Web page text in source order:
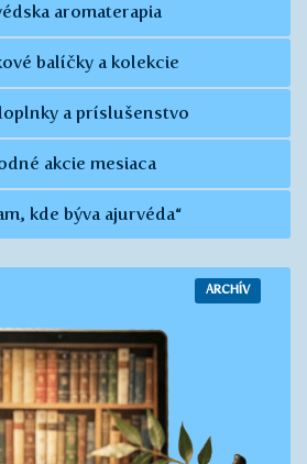
aromaterapia
balíčky a kolekcie
a príslušenstvo
akcie mesiaca
kde býva ajurvéda“
ARCHÍV